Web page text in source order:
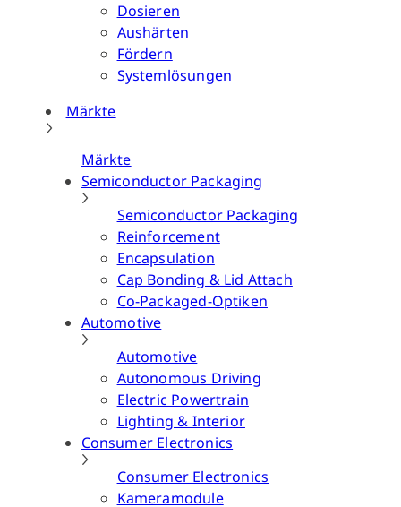
Dosieren
Aushärten
Fördern
Systemlösungen
Märkte
Märkte
Semiconductor Packaging
Semiconductor Packaging
Reinforcement
Encapsulation
Cap Bonding & Lid Attach
Co-Packaged-Optiken
Automotive
Automotive
Autonomous Driving
Electric Powertrain
Lighting & Interior
Consumer Electronics
Consumer Electronics
Kameramodule